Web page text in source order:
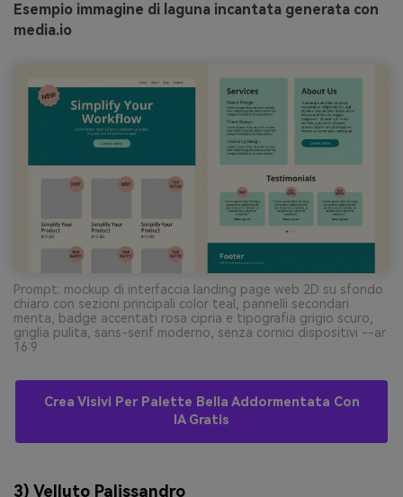
Esempio immagine di laguna incantata generata con
media.io
Prompt: mockup di interfaccia landing page web 2D su sfondo
chiaro con sezioni principali color teal, pannelli secondari
menta, badge accentati rosa cipria e tipografia grigio scuro,
griglia pulita, sans-serif moderno, senza cornici dispositivi --ar
16:9
Crea Visivi Per Palette Bella Addormentata Con
IA Gratis
3) Velluto Palissandro